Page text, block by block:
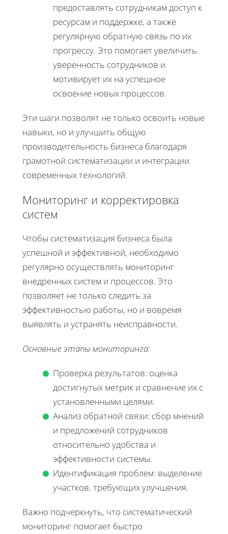
предоставлять сотрудникам доступ к
ресурсам и поддержке, а также
регулярную обратную связь по их
прогрессу. Это помогает увеличить
уверенность сотрудников и
мотивирует их на успешное
освоение новых процессов.
Эти шаги позволят не только освоить новые
навыки, но и улучшить общую
производительность бизнеса благодаря
грамотной систематизации и интеграции
современных технологий.
Мониторинг и корректировка
систем
Чтобы систематизация бизнеса была
успешной и эффективной, необходимо
регулярно осуществлять мониторинг
внедренных систем и процессов. Это
позволяет не только следить за
эффективностью работы, но и вовремя
выявлять и устранять неисправности.
Основные этапы мониторинга:
Проверка результатов: оценка
достигнутых метрик и сравнение их с
установленными целями.
Анализ обратной связи: сбор мнений
и предложений сотрудников
относительно удобства и
эффективности системы.
Идентификация проблем: выделение
участков, требующих улучшения.
Важно подчеркнуть, что систематический
мониторинг помогает быстро